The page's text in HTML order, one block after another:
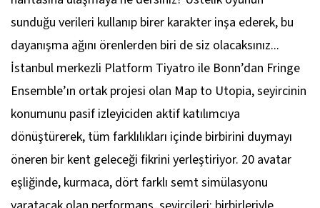
sunduğu verileri kullanıp birer karakter inşa ederek, bu
dayanışma ağını örenlerden biri de siz olacaksınız...
İstanbul merkezli Platform Tiyatro ile Bonn’dan Fringe
Ensemble’ın ortak projesi olan Map to Utopia, seyircinin
konumunu pasif izleyiciden aktif katılımcıya
dönüştürerek, tüm farklılıkları içinde birbirini duymayı
öneren bir kent geleceği fikrini yerleştiriyor. 20 avatar
eşliğinde, kurmaca, dört farklı semt simülasyonu